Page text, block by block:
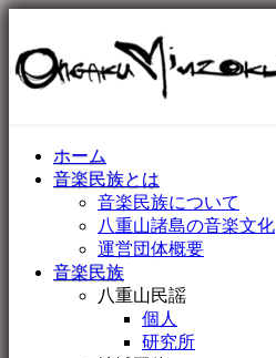
ホーム
音楽民族とは
音楽民族について
八重山諸島の音楽文化
運営団体概要
音楽民族
八重山民謡
個人
研究所